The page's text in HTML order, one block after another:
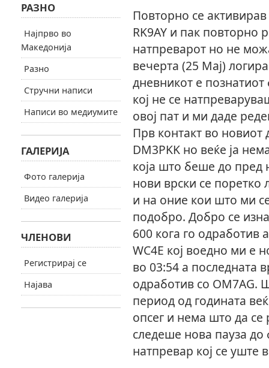
Повторно се
RK9AY и пак повторно
натпреварот но не
вечерта (25 Мај)
дневникот е
кој не се
овој пат и ми даде
Прв контакт во новиот
DM3PKK но веќе ја
која што беше до пред
нови врски се поретко
и на оние кои што ми
подобро. Добро се
600 кога го одработив
WC4E кој воедно ми е
во 03:54 а последната
одработив со OM7AG.
период од годината
опсег и нема што да се
следеше нова пауза до
натпревар кој се уште
РАЗНО
Најпрво во
Македонија
Разно
Стручни написи
Написи во медиумите
ГАЛЕРИЈА
Фото галерија
Видео галерија
ЧЛЕНОВИ
Регистрирај се
Најава